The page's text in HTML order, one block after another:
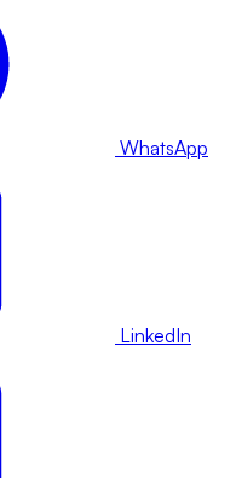
WhatsApp
LinkedIn